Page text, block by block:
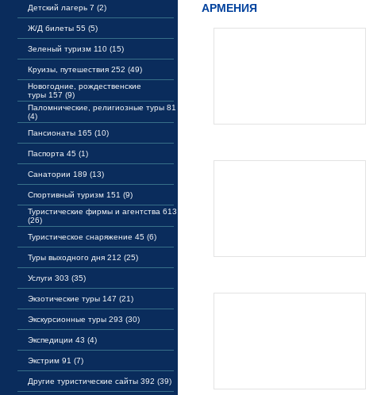
Детский лагерь 7 (2)
Ж/Д билеты 55 (5)
Зеленый туризм 110 (15)
Круизы, путешествия 252 (49)
Новогодние, рождественские
туры 157 (9)
Паломнические, религиозные туры 81
(4)
Пансионаты 165 (10)
Паспорта 45 (1)
Санатории 189 (13)
Спортивный туризм 151 (9)
Туристические фирмы и агентства 613
(26)
Туристическое снаряжение 45 (6)
Туры выходного дня 212 (25)
Услуги 303 (35)
Экзотические туры 147 (21)
Экскурсионные туры 293 (30)
Экспедиции 43 (4)
Экстрим 91 (7)
Другие туристические сайты 392 (39)
АРМЕНИЯ